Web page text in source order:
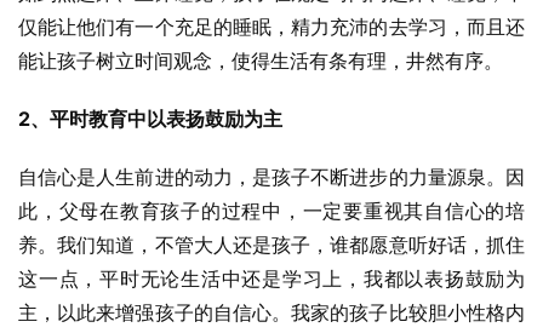
仅能让他们有一个充足的睡眠，精力充沛的去学习，而且还
能让孩子树立时间观念，使得生活有条有理，井然有序。
2、平时教育中以表扬鼓励为主
自信心是人生前进的动力，是孩子不断进步的力量源泉。因
此，父母在教育孩子的过程中，一定要重视其自信心的培
养。我们知道，不管大人还是孩子，谁都愿意听好话，抓住
这一点，平时无论生活中还是学习上，我都以表扬鼓励为
主，以此来增强孩子的自信心。我家的孩子比较胆小性格内